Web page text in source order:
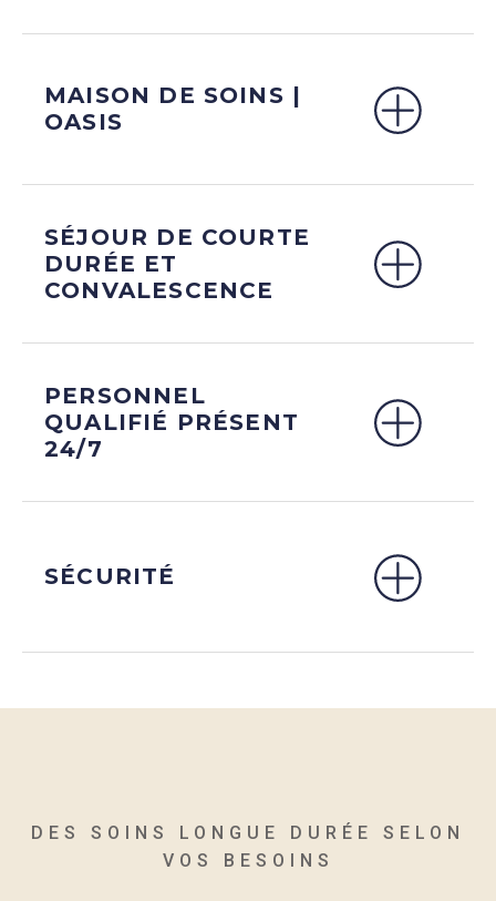
MAISON DE SOINS |
OASIS
SÉJOUR DE COURTE
DURÉE ET
CONVALESCENCE
PERSONNEL
QUALIFIÉ PRÉSENT
24/7
SÉCURITÉ
DES SOINS LONGUE DURÉE SELON
VOS BESOINS